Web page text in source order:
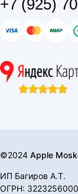
+7 (925)
©2024 Apple
ИП Багиров А.Т.
ОГРН: